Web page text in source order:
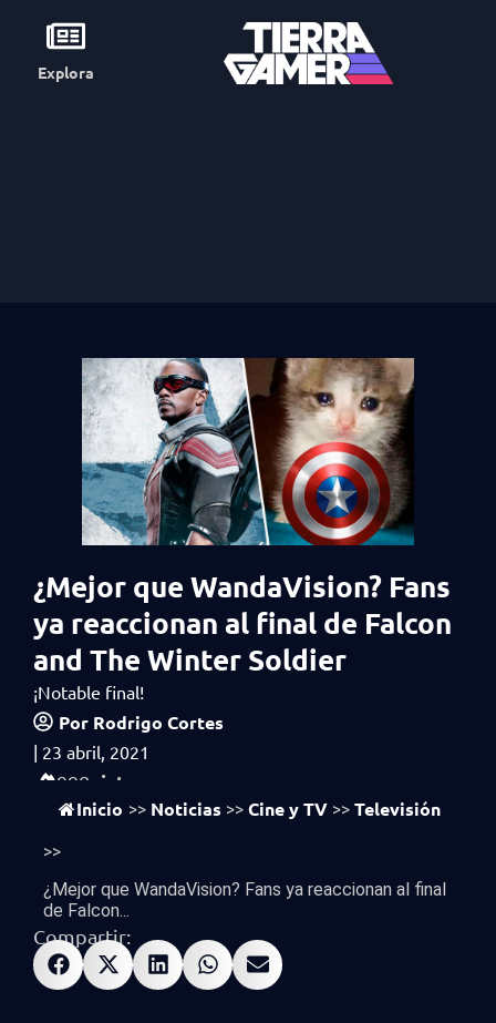
Explora
¿Mejor que WandaVision? Fans
ya reaccionan al final de Falcon
and The Winter Soldier
¡Notable final!
Por Rodrigo Cortes
| 23 abril, 2021
998 vistas
Inicio >> Noticias >> Cine y TV >> Televisión
>>
¿Mejor que WandaVision? Fans ya reaccionan al final
de Falcon...
Compartir: